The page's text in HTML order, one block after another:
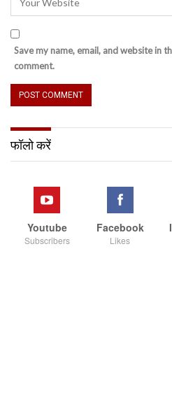
Save my name, email, and website in
comment.
फॉलो करें
Youtube
Subscribers
Facebook
Likes